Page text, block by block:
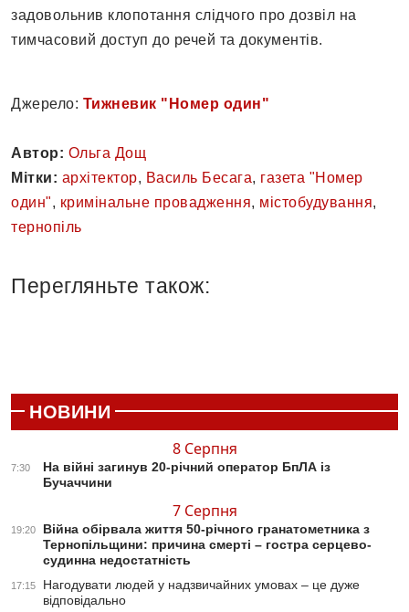
задовольнив клопотання слідчого про дозвіл на
тимчасовий доступ до речей та документів.
Джерело: Тижневик "Номер один"
Автор: Ольга Дощ
Мітки: архітектор, Василь Бесага, газета "Номер
один", кримінальне провадження, містобудування,
тернопіль
Перегляньте також:
НОВИНИ
8 Серпня
7:30
На війні загинув 20-річний оператор БпЛА із
Бучаччини
7 Серпня
19:20
Війна обірвала життя 50-річного гранатометника з
Тернопільщини: причина смерті – гостра серцево-
судинна недостатність
17:15
Нагодувати людей у надзвичайних умовах – це дуже
відповідально